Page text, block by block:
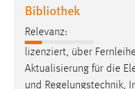
Bibliothek
Relevanz:
lizenziert, über
Aktualisierung für die
und Regelungstechnik,